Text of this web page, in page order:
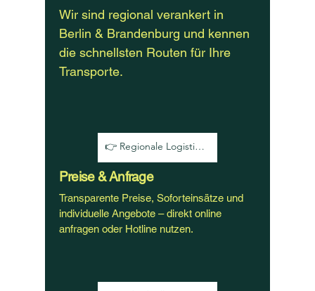
Wir sind regional verankert in
Berlin & Brandenburg und kennen
die schnellsten Routen für Ihre
Transporte.
👉 Regionale Logistik prüfen
Preise & Anfrage
Transparente Preise, Soforteinsätze und
individuelle Angebote – direkt online
anfragen oder Hotline nutzen.